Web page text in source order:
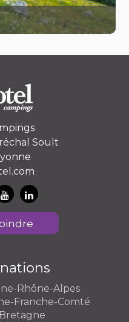
Soult
Rhône-Alpes
Franche-Comté